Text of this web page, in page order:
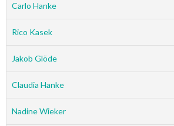
Carlo Hanke
Rico Kasek
Jakob Glöde
Claudia Hanke
Nadine Wieker